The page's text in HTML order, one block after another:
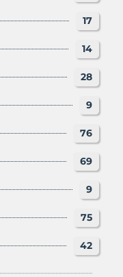
17
14
28
9
76
69
9
75
42